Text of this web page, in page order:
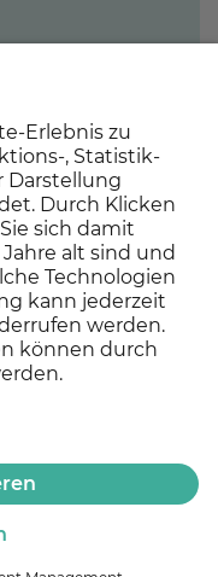
med. Christian
Sie
07224 992 509